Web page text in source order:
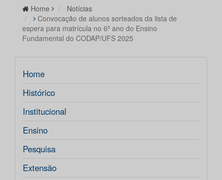
Home
Notícias
Convocação de alunos sorteados da lista de
espera para matrícula no 6º ano do Ensino
Fundamental do CODAP/UFS 2025
Home
Histórico
Institucional
Ensino
Pesquisa
Extensão